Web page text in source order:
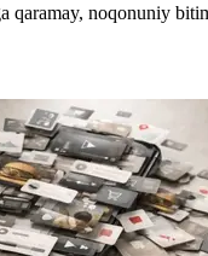
qaramay, noqonuniy